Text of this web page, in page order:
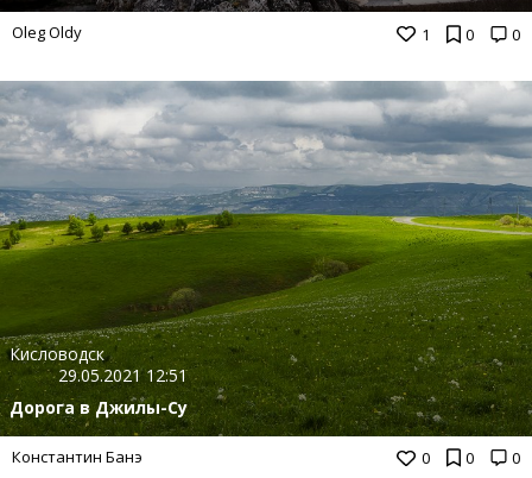
1 0 0
Oleg Oldy
0 0 0
Кисловодск
29.05.2021 12:51
Дорога в Джилы-Су
Константин Банэ